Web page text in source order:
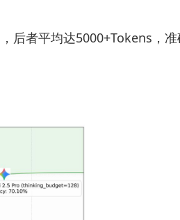
者平均达5000+Tokens，准